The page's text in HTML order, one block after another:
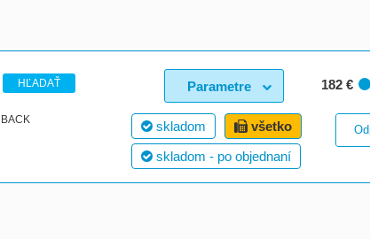
182 €
skladom
všetko
skladom - po objednaní
Parametre
HĽADAŤ